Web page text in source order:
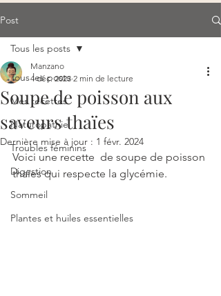
Post
Tous les posts
Mes recettes
Naturopathie
Troubles féminins
Digestion
Sommeil
Plantes et huiles essentielles
Tous les posts
Soupe de poisson aux
saveurs thaïes
Manzano
4 déc. 2023 2 min de lecture
Dernière mise à jour : 1 févr. 2024
Voici une recette  de soupe de poisson
thaïes qui respecte la glycémie.